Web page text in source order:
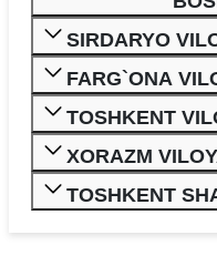
SIRDARYO
FARG`ONA
TOSHKENT
XORAZM
TOSHKENT